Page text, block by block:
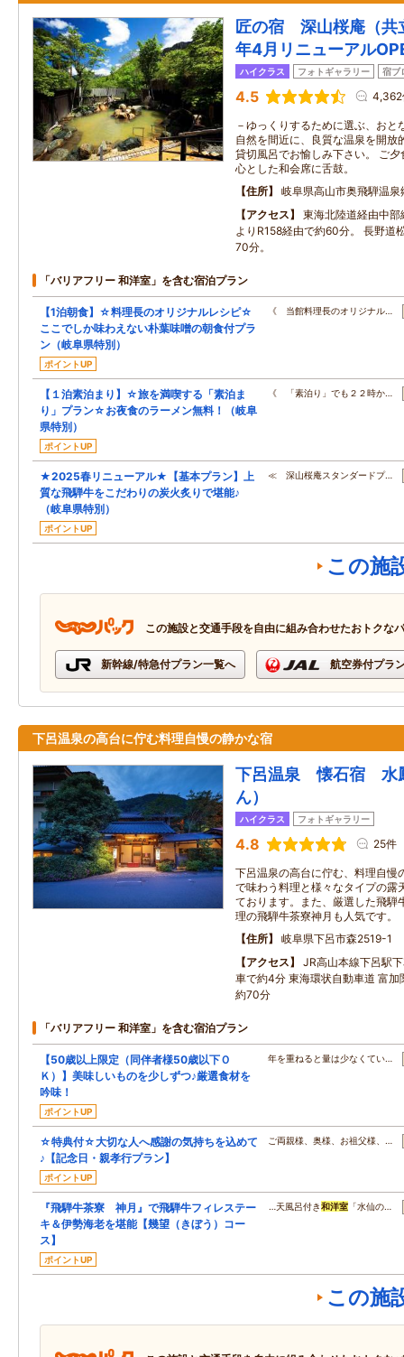
匠の宿 深山桜庵（共
年4月リニューアル
ハイクラス フォトギャラリー 宿ブ
4.5 4,362
－ゆっくりするために選ぶ、おと
自然を間近に、良質な温泉を開放
貸切風呂でお愉しみ下さい。 ご
心とした和会席に舌鼓。
住所
岐阜県高山市奥飛騨温
アクセス
東海北陸道経由中
よりR158経由で約60分。 長野道
70分。
「バリアフリー 和洋室」を含む宿泊プラン
【1泊朝食】☆料理長のオリジナルレシピ☆
ここでしか味わえない朴葉味噌の朝食付プラ
ン（岐阜県特別）
ポイントUP
《 当館料理長のオリジナル…
【１泊素泊まり】☆旅を満喫する「素泊ま
り」プラン☆お夜食のラーメン無料！（岐阜
県特別）
ポイントUP
《 「素泊り」でも２２時か…
★2025春リニューアル★【基本プラン】上
質な飛騨牛をこだわりの炭火炙りで堪能♪
（岐阜県特別）
ポイントUP
≪ 深山桜庵スタンダードプ…
この施
この施設と交通手段を自由に組み合わせたおトクな
新幹線/特急付プラン一覧へ 航空券付プラ
下呂温泉の高台に佇む料理自慢の静かな宿
下呂温泉 懐石宿 水
ん）
ハイクラス フォトギャラリー
4.8 25件
下呂温泉の高台に佇む、料理自慢
で味わう料理と様々なタイプの露
ております。また、厳選した飛騨
理の飛騨牛茶寮神月も人気です。
住所
岐阜県下呂市森2519-1
アクセス
JR高山本線下呂駅
車で約4分 東海環状自動車道 富加
約70分
「バリアフリー 和洋室」を含む宿泊プラン
【50歳以上限定（同伴者様50歳以下Ｏ
Ｋ）】美味しいものを少しずつ♪厳選食材を
吟味！
ポイントUP
年を重ねると量は少なくてい…
☆特典付☆大切な人へ感謝の気持ちを込めて
♪【記念日・親孝行プラン】
ポイントUP
ご両親様、奥様、お祖父様、…
『飛騨牛茶寮 神月』で飛騨牛フィレステー
キ＆伊勢海老を堪能【幾望（きぼう）コー
ス】
ポイントUP
…天風呂付き和洋室 「水仙の…
この施